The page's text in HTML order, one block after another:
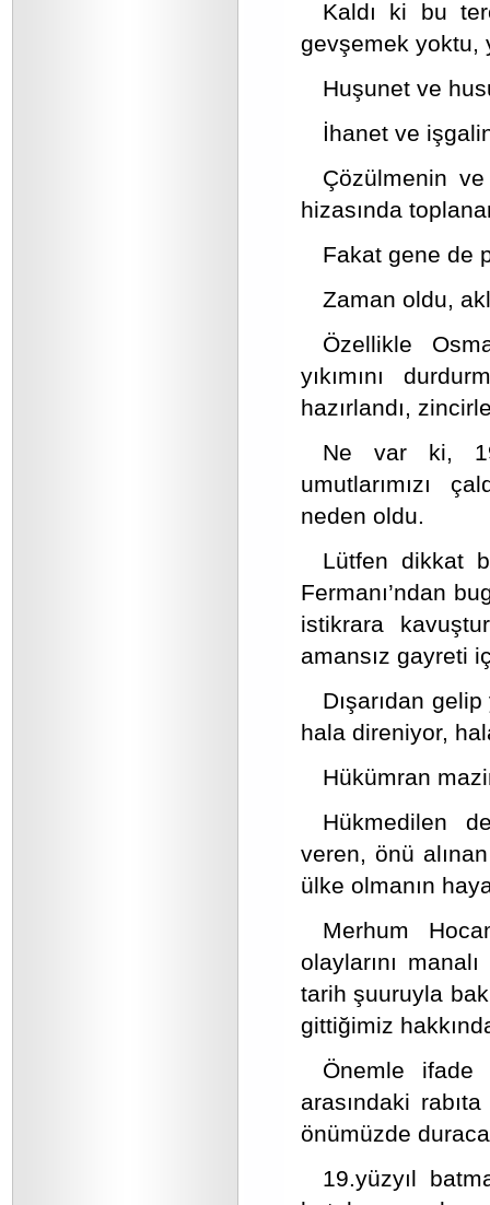
Kaldı ki bu
gevşemek yoktu,
Huşunet ve
İhanet ve
Çözülmenin
hizasında
Fakat gene de
Zaman oldu,
Özellikle
yıkımını
hazırlandı,
Ne var ki,
umutlarımızı
neden oldu.
Lütfen dikkat
Fermanı’ndan
istikrara
amansız gayreti
Dışarıdan
hala direniyor,
Hükümran
Hükmedilen
veren, önü
ülke olmanın
Merhum
olaylarını
tarih şuuruyla
gittiğimiz
Önemle
arasındaki
önümüzde
19.yüzyıl